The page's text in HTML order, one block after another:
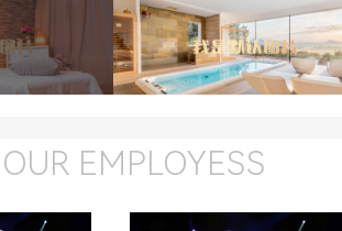
OUR EMPLOYESS